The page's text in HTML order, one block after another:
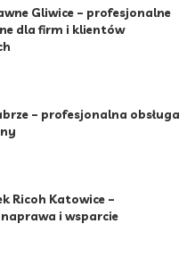
Gliwice – profesjonalne
dla firm i klientów
– profesjonalna obsługa
Ricoh Katowice –
i wsparcie